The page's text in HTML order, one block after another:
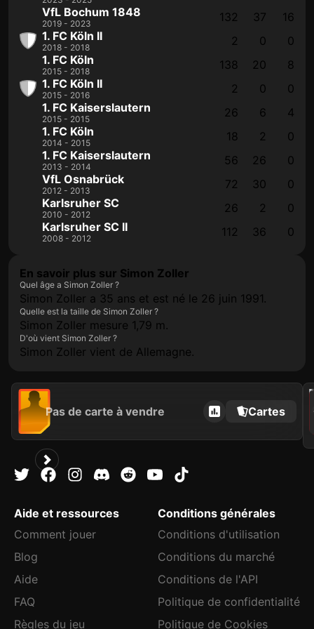
VfL Bochum 1848
2019 - 2023 132 37
16
1. FC Köln II
2018 - 2018 2 0
0
1. FC Köln
2015 - 2018 138 20
8
1. FC Köln II
2015 - 2016 2 0
0
1. FC Kaiserslautern
2015 - 2015 26 6
4
1. FC Köln
2014 - 2015 18 2
0
1. FC Kaiserslautern
2013 - 2014 56 26
0
VfL Osnabrück
2012 - 2013 72 30
0
Karlsruher SC
2010 - 2012 26 2
0
Karlsruher SC II
2008 - 2012 112 36 0
En savoir plus sur Simon Zoller
Quel âge a Simon Zoller ?
Simon Zoller a 35 ans et est né le 26 juin 1991.
Quelle est la taille de Simon Zoller ?
Simon Zoller mesure 1,79 m.
D'où vient Simon Zoller ?
Simon Zoller vient de Allemagne.
Pas de carte à vendre Cartes
2022
Aide et ressources
Comment jouer
Blog
Aide
FAQ
Règles du jeu
Conditions générales
Conditions d'utilisation
Conditions du marché
Conditions de l'API
Politique de confidentialité
Politique de Cookies